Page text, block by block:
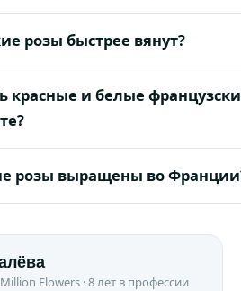
розы быстрее вянут?
красные и белые
розы выращены во
Flowers · 8 лет в профессии